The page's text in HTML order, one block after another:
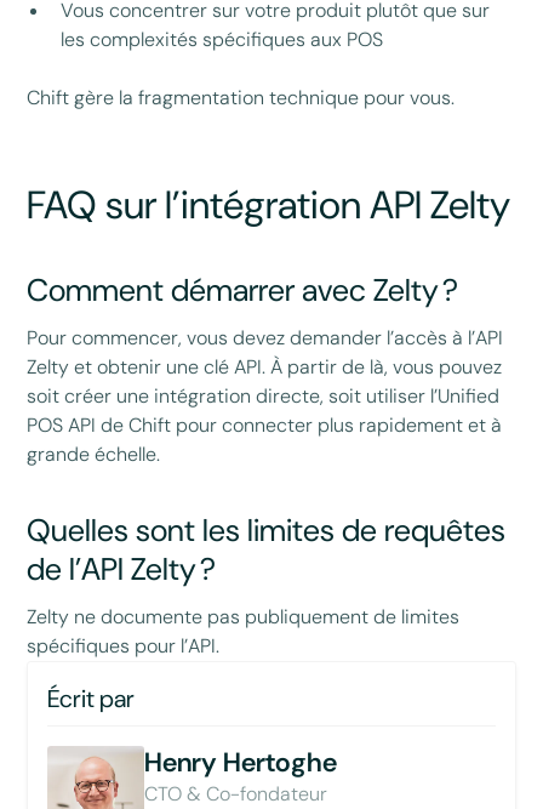
Écrit par
Henry Hertoghe
CTO & Co-fondateur
Vous concentrer sur votre produit plutôt que sur
les complexités spécifiques aux POS
Chift gère la fragmentation technique pour vous.
FAQ sur l’intégration API Zelty
Comment démarrer avec Zelty ?
Pour commencer, vous devez demander l’accès à l’API
Zelty et obtenir une clé API. À partir de là, vous pouvez
soit créer une intégration directe, soit utiliser l’Unified
POS API de Chift pour connecter plus rapidement et à
grande échelle.
Quelles sont les limites de requêtes
de l’API Zelty ?
Zelty ne documente pas publiquement de limites
spécifiques pour l’API.